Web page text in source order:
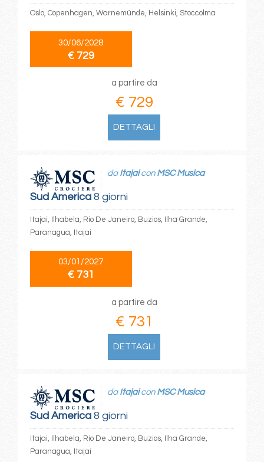
Oslo, Copenhagen, Warnemünde, Helsinki, Stoccolma
30/06/2028
€ 729
a partire da
€ 729
DETTAGLI
Sud America8 giorni
da Itajaicon MSC Musica
Itajai, Ilhabela, Rio De Janeiro, Buzios, Ilha Grande,
Paranagua, Itajai
03/01/2027
€ 731
a partire da
€ 731
DETTAGLI
Sud America8 giorni
da Itajaicon MSC Musica
Itajai, Ilhabela, Rio De Janeiro, Buzios, Ilha Grande,
Paranagua, Itajai